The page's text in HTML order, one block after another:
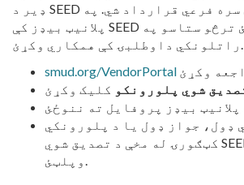
ډیر د SEED وړ پلورونکي سره فرعي قرارداد شي. په
پلانیټ بیډز کې SEED پلورونکي ومومئ ترڅو ستاسو په
راتلونکي داوطلبۍ کې همکاري وکړئ.
smud.org/VendorPortal
شوي پلورونکو
ډول، جواز ډول یا د پلورونکي
کټګورۍ له مخې د تصدیق شوي SEED پلورونکي
وپلټئ.